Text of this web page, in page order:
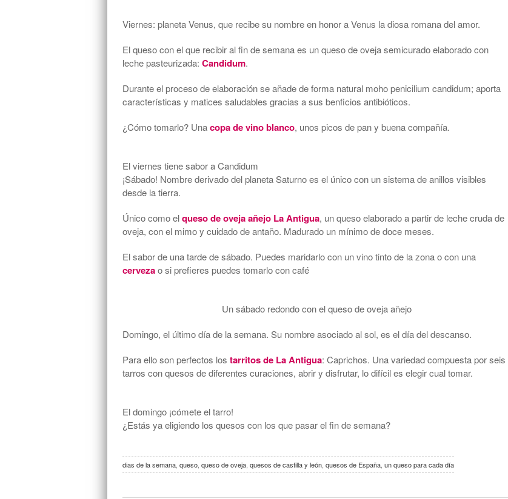
Viernes: planeta Venus, que recibe su nombre en honor a Venus la diosa romana del amor.
El queso con el que recibir al fin de semana es un queso de oveja semicurado elaborado con
leche pasteurizada: Candidum.
Durante el proceso de elaboración se añade de forma natural moho penicilium candidum; aporta
características y matices saludables gracias a sus benficios antibióticos.
¿Cómo tomarlo? Unacopa de vino blanco, unos picos de pan y buena compañía.
El viernes tiene sabor a Candidum
¡Sábado! Nombre derivado del planeta Saturno es el único con un sistema de anillos visibles
desde la tierra.
Único como elqueso de oveja añejo La Antigua, un queso elaborado a partir de leche cruda de
oveja, con el mimo y cuidado de antaño. Madurado un mínimo de doce meses.
El sabor de una tarde de sábado. Puedes maridarlo con un vino tinto de la zona o con una
cervezao si prefieres puedes tomarlo con café
Un sábado redondo con el queso de oveja añejo
Domingo, el último día de la semana. Su nombre asociado al sol, es el día del descanso.
Para ello son perfectos los tarritos de La Antigua: Caprichos. Una variedad compuesta por seis
tarros con quesos de diferentes curaciones, abrir y disfrutar, lo difícil es elegir cual tomar.
El domingo ¡cómete el tarro!
¿Estás ya eligiendo los quesos con los que pasar el fin de semana?
dias de la semana queso queso de oveja quesos de castilla y león quesos de España un queso para cada día